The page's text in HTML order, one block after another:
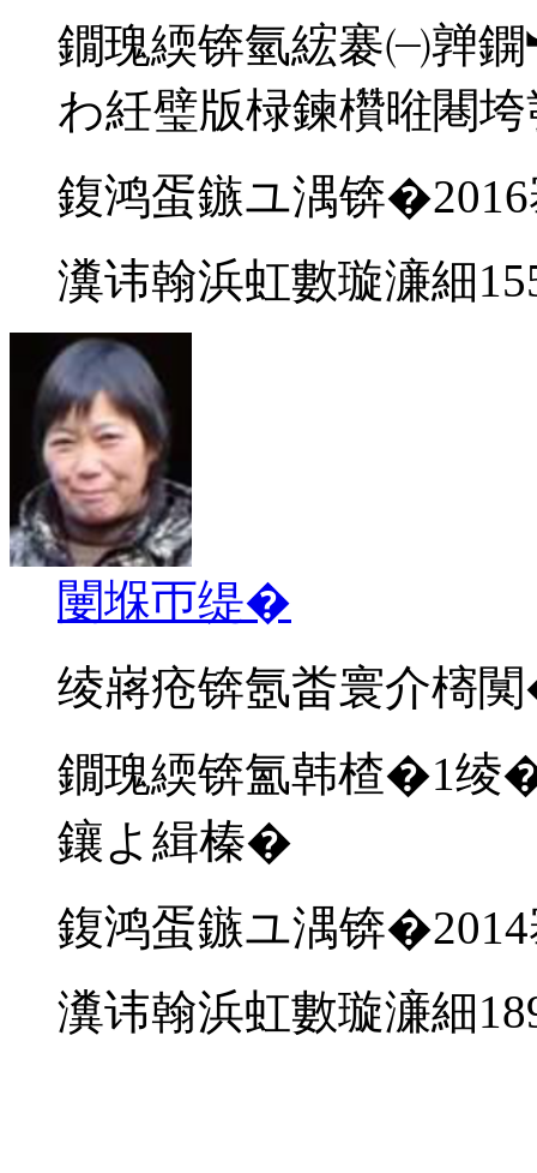
鐗瑰緛锛氫綋褰㈠亸
わ紝璧版椂鍊欑暀闀垮
鍑鸿蛋鏃ユ湡锛
瀵讳翰浜虹數璇濓細
闄堢帀缇�
绫嶈疮锛氬畨寰介槣
鐗瑰緛锛氳韩楂�1绫
鑲よ緝榛�
鍑鸿蛋鏃ユ湡锛
瀵讳翰浜虹數璇濓細